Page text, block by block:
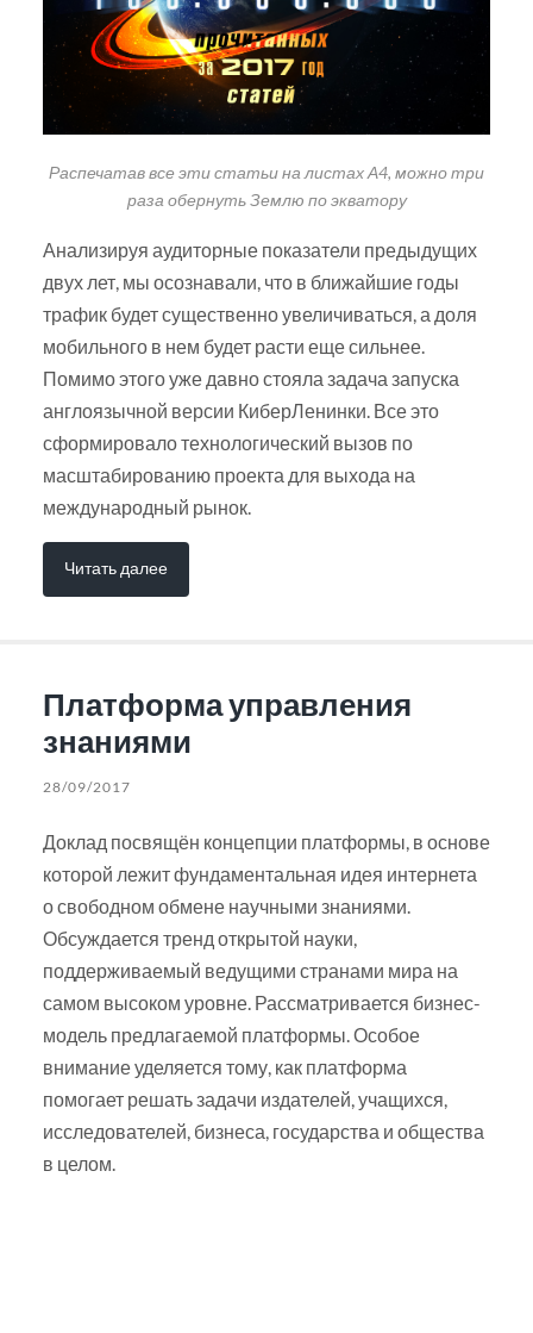
Распечатав все эти статьи на листах А4, можно три
раза обернуть Землю по экватору
Анализируя аудиторные показатели предыдущих
двух лет, мы осознавали, что в ближайшие годы
трафик будет существенно увеличиваться, а доля
мобильного в нем будет расти еще сильнее.
Помимо этого уже давно стояла задача запуска
англоязычной версии КиберЛенинки. Все это
сформировало технологический вызов по
масштабированию проекта для выхода на
международный рынок.
Читать далее
Платформа управления
знаниями
28/09/2017
Доклад посвящён концепции платформы, в основе
которой лежит фундаментальная идея интернета
о свободном обмене научными знаниями.
Обсуждается тренд открытой науки,
поддерживаемый ведущими странами мира на
самом высоком уровне. Рассматривается бизнес-
модель предлагаемой платформы. Особое
внимание уделяется тому, как платформа
помогает решать задачи издателей, учащихся,
исследователей, бизнеса, государства и общества
в целом.